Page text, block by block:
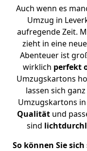
Auch wenn es
Umzug in
aufregende Zeit.
zieht in eine
Abenteuer ist
wirklich perfekt
Umzugskartons
lassen sich ganz
Umzugskartons
Qualität und
sind
So können Sie